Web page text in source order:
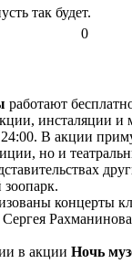
так будет.
0
работают
инсталяции и
В акции
но и
концерты
в акции Ночь